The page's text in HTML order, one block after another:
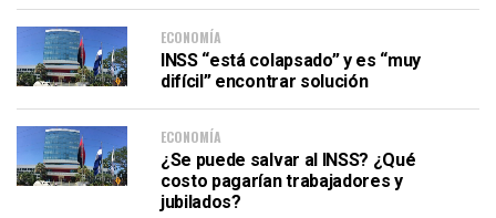
ECONOMÍA
INSS “está colapsado” y es “muy
difícil” encontrar solución
ECONOMÍA
¿Se puede salvar al INSS? ¿Qué
costo pagarían trabajadores y
jubilados?